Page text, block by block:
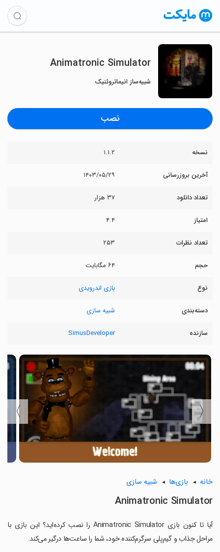
Animatronic Simulator
شبیه‌ساز انیماتروئنیک
نصب
نسخه ۱.۱.۲
آخرین بروزرسانی ۱۴۰۳/۰۵/۲۹
تعداد دانلود ۳۷ هزار
امتیاز ۴.۴
تعداد نظرات ۲۵۳
حجم ۶۴ مگابایت
نوع بازی اندرویدی
دسته‌بندی شبیه سازی
سازنده SimusDeveloper
〈
〉
خانه بازی‌ها شبیه سازی
Animatronic Simulator
آیا تا کنون بازی Animatronic Simulator را نصب کرده‌اید؟ این بازی با
مراحل جذاب و گیم‌پلی سرگرم‌کننده خود، شما را ساعت‌ها درگیر می‌کند.